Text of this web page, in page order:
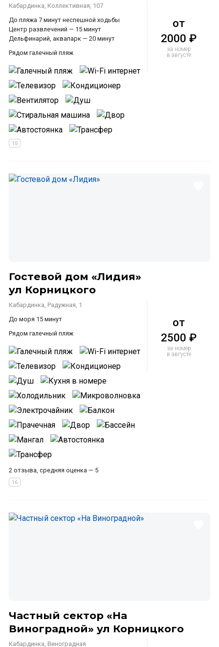
Кабардинка, Коллективная, 107
До пляжа 7 минут неспешной ходьбы
Центр развлечений — 15 минут
Дельфинарий, аквапарк — 20 минут
Рядом галечный пляж
от
2000 ₽
за номер
в августе
Гостевой дом «Лидия»
ул Корницкого
Кабардинка, Радужная, 1
До моря 15 минут
Рядом галечный пляж
2 отзыва, средняя оценка — 5
от
2500 ₽
за номер
в августе
Частный сектор «На
Виноградной» ул Корницкого
Кабардинка, Виноградная